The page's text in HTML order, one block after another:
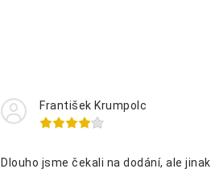
František Krumpolc
Dlouho jsme čekali na dodání, ale jinak